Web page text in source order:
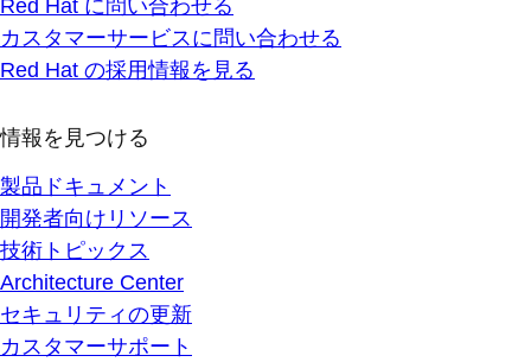
Red Hat に問い合わせる
カスタマーサービスに問い合わせる
Red Hat の採用情報を見る
情報を見つける
製品ドキュメント
開発者向けリソース
技術トピックス
Architecture Center
セキュリティの更新
カスタマーサポート